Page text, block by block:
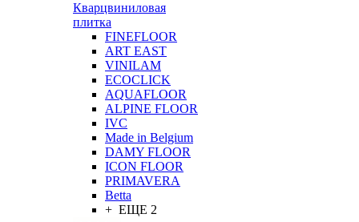
Кварцвиниловая
плитка
FINEFLOOR
ART EAST
VINILAM
ECOCLICK
AQUAFLOOR
ALPINE FLOOR
IVC
Made in Belgium
DAMY FLOOR
ICON FLOOR
PRIMAVERA
Betta
+ ЕЩЕ 2